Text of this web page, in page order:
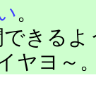
。
きる
ヤヨ～